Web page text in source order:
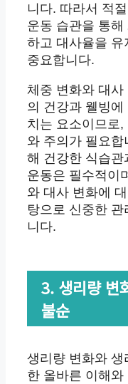
니다. 따라서 적
운동 습관을 통해
하고 대사율을 유
중요합니다.
체중 변화와 대사
의 건강과 웰빙에
치는 요소이므로,
와 주의가 필요합
해 건강한 식습관
운동은 필수적이
와 대사 변화에
탕으로 신중한 관
니다.
3. 생리량 변
불순
생리량 변화와 생
한 올바른 이해와